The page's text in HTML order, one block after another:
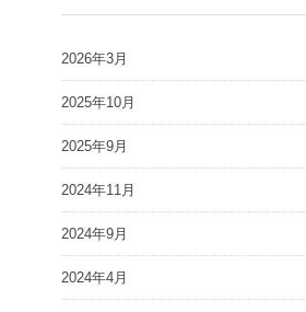
2026年3月
2025年10月
2025年9月
2024年11月
2024年9月
2024年4月